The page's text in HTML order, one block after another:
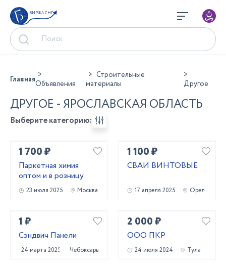
БИРЖА СНГ
ГлавнаяОбъявления
Строительные
материалы
Другое
ДРУГОЕ - ЯРОСЛАВСКАЯ ОБЛАСТЬ
Выберите категорию:
1 700 ₽
Паркетная химия
оптом и в розницу
23 июля 2025 Москва
1 100 ₽
СВАИ ВИНТОВЫЕ
17 апреля 2025 Орел
1 ₽
Сэндвич Панели
24 марта 2025 Чебоксары
2 000 ₽
ООО ПКР
24 июля 2024 Тула